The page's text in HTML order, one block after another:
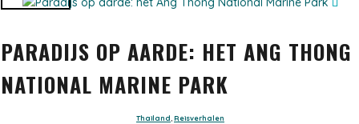
PARADIJS OP AARDE: HET ANG THONG
NATIONAL MARINE PARK
Thailand Reisverhalen